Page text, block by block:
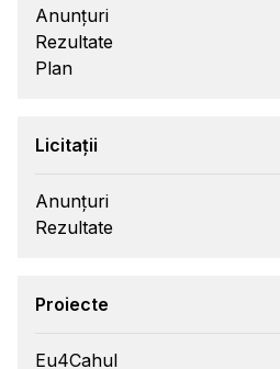
Anunțuri
Rezultate
Plan
Licitații
Anunțuri
Rezultate
Proiecte
Eu4Cahul